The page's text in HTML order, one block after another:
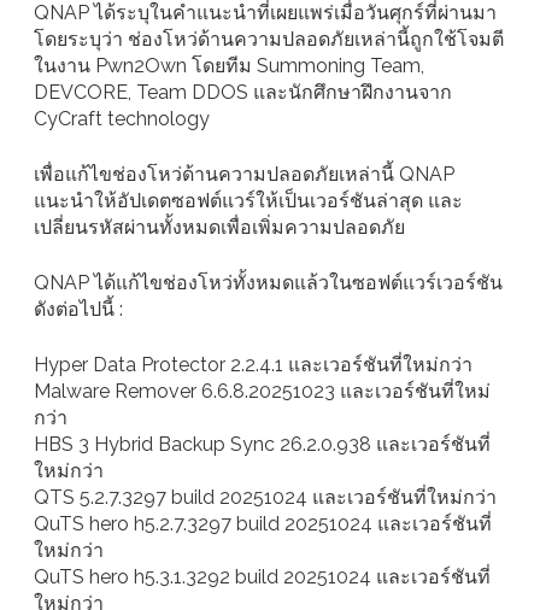
QNAP ได้ระบุในคำแนะนำที่เผยแพร่เมื่อวันศุกร์ที่ผ่านมา
โดยระบุว่า ช่องโหว่ด้านความปลอดภัยเหล่านี้ถูกใช้โจมตี
ในงาน Pwn2Own โดยทีม Summoning Team,
DEVCORE, Team DDOS และนักศึกษาฝึกงานจาก
CyCraft technology
เพื่อแก้ไขช่องโหว่ด้านความปลอดภัยเหล่านี้ QNAP
แนะนำให้อัปเดตซอฟต์แวร์ให้เป็นเวอร์ชันล่าสุด และ
เปลี่ยนรหัสผ่านทั้งหมดเพื่อเพิ่มความปลอดภัย
QNAP ได้แก้ไขช่องโหว่ทั้งหมดแล้วในซอฟต์แวร์เวอร์ชัน
ดังต่อไปนี้ :
Hyper Data Protector 2.2.4.1 และเวอร์ชันที่ใหม่กว่า
Malware Remover 6.6.8.20251023 และเวอร์ชันที่ใหม่
กว่า
HBS 3 Hybrid Backup Sync 26.2.0.938 และเวอร์ชันที่
ใหม่กว่า
QTS 5.2.7.3297 build 20251024 และเวอร์ชันที่ใหม่กว่า
QuTS hero h5.2.7.3297 build 20251024 และเวอร์ชันที่
ใหม่กว่า
QuTS hero h5.3.1.3292 build 20251024 และเวอร์ชันที่
ใหม่กว่า